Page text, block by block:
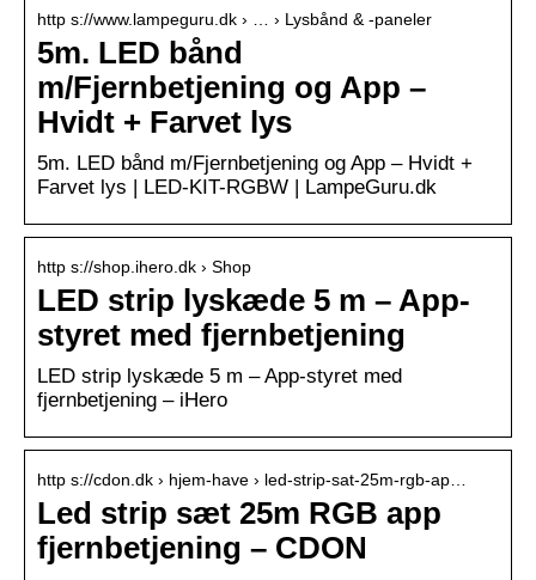
http s://www.lampeguru.dk › … › Lysbånd & -paneler
5m. LED bånd
m/Fjernbetjening og App –
Hvidt + Farvet lys
5m. LED bånd m/Fjernbetjening og App – Hvidt +
Farvet lys | LED-KIT-RGBW | LampeGuru.dk
http s://shop.ihero.dk › Shop
LED strip lyskæde 5 m – App-
styret med fjernbetjening
LED strip lyskæde 5 m – App-styret med
fjernbetjening – iHero
http s://cdon.dk › hjem-have › led-strip-sat-25m-rgb-ap…
Led strip sæt 25m RGB app
fjernbetjening – CDON